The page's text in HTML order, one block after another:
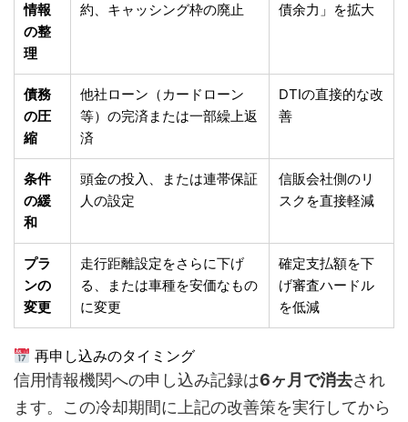
情報
の整
理
約、キャッシング枠の廃止
債余力」を拡大
債務
の圧
縮
他社ローン（カードローン
等）の完済または一部繰上返
済
DTIの直接的な改
善
条件
の緩
和
頭金の投入、または連帯保証
人の設定
信販会社側のリ
スクを直接軽減
プラ
ンの
変更
走行距離設定をさらに下げ
る、または車種を安価なもの
に変更
確定支払額を下
げ審査ハードル
を低減
再申し込みのタイミング
信用情報機関への申し込み記録は6ヶ月で消去され
ます。この冷却期間に上記の改善策を実行してから